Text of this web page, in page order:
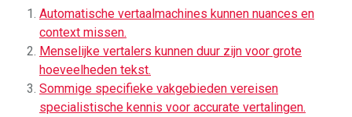
Automatische vertaalmachines kunnen nuances en
context missen.
Menselijke vertalers kunnen duur zijn voor grote
hoeveelheden tekst.
Sommige specifieke vakgebieden vereisen
specialistische kennis voor accurate vertalingen.